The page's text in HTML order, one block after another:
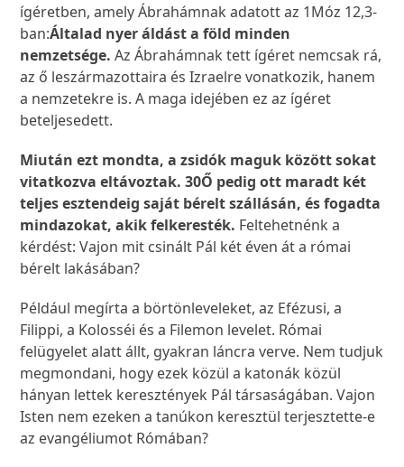
ígéretben, amely Ábrahámnak adatott az 1Móz 12,3-
ban:Általad nyer áldást a föld minden
nemzetsége. Az Ábrahámnak tett ígéret nemcsak rá,
az ő leszármazottaira és Izraelre vonatkozik, hanem
a nemzetekre is. A maga idejében ez az ígéret
beteljesedett.
Miután ezt mondta, a zsidók maguk között sokat
vitatkozva eltávoztak.30Ő pedig ott maradt két
teljes esztendeig saját bérelt szállásán, és fogadta
mindazokat, akik felkeresték. Feltehetnénk a
kérdést: Vajon mit csinált Pál két éven át a római
bérelt lakásában?
Például megírta a börtönleveleket, az Efézusi, a
Filippi, a Kolosséi és a Filemon levelet. Római
felügyelet alatt állt, gyakran láncra verve. Nem tudjuk
megmondani, hogy ezek közül a katonák közül
hányan lettek keresztények Pál társaságában. Vajon
Isten nem ezeken a tanúkon keresztül terjesztette-e
az evangéliumot Rómában?